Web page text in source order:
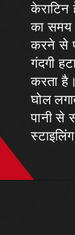
का
करने से
गंदगी
करता
घोल
पानी से